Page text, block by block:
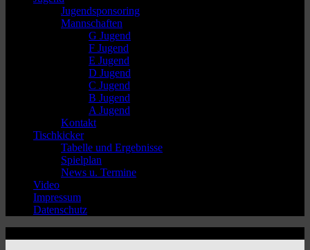
Jugendsponsoring
Mannschaften
G Jugend
F Jugend
E Jugend
D Jugend
C Jugend
B Jugend
A Jugend
Kontakt
Tischkicker
Tabelle und Ergebnisse
Spielplan
News u. Termine
Video
Impressum
Datenschutz